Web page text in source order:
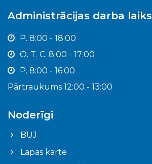
Administrācijas darba laiks
P. 8:00 - 18:00
O. T. C. 8:00 - 17:00
P. 8:00 - 16:00
Pārtraukums 12:00 - 13:00
Noderīgi
BUJ
Lapas karte